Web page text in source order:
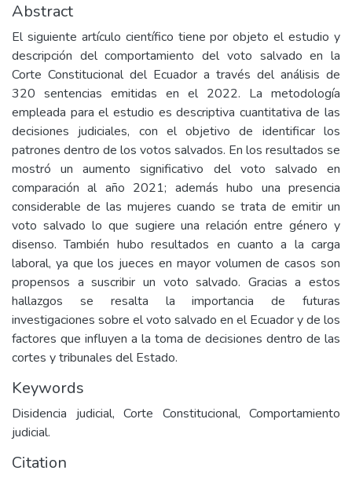
Abstract
El siguiente artículo científico tiene por objeto el estudio y
descripción del comportamiento del voto salvado en la
Corte Constitucional del Ecuador a través del análisis de
320 sentencias emitidas en el 2022. La metodología
empleada para el estudio es descriptiva cuantitativa de las
decisiones judiciales, con el objetivo de identificar los
patrones dentro de los votos salvados. En los resultados se
mostró un aumento significativo del voto salvado en
comparación al año 2021; además hubo una presencia
considerable de las mujeres cuando se trata de emitir un
voto salvado lo que sugiere una relación entre género y
disenso. También hubo resultados en cuanto a la carga
laboral, ya que los jueces en mayor volumen de casos son
propensos a suscribir un voto salvado. Gracias a estos
hallazgos se resalta la importancia de futuras
investigaciones sobre el voto salvado en el Ecuador y de los
factores que influyen a la toma de decisiones dentro de las
cortes y tribunales del Estado.
Keywords
Disidencia judicial, Corte Constitucional, Comportamiento
judicial.
Citation